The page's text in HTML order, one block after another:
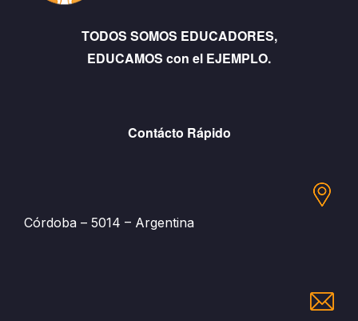
TODOS SOMOS EDUCADORES,
EDUCAMOS con el EJEMPLO.
Contácto Rápido
Córdoba – 5014 – Argentina